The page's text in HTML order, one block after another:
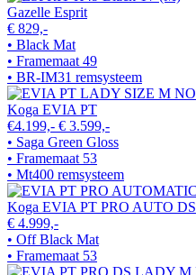
Gazelle Esprit
€ 829,-
• Black Mat
• Framemaat 49
• BR-IM31 remsysteem
Koga EVIA PT
€4.199,- € 3.599,-
• Saga Green Gloss
• Framemaat 53
• Mt400 remsysteem
Koga EVIA PT PRO AUTO DS
€ 4.999,-
• Off Black Mat
• Framemaat 53